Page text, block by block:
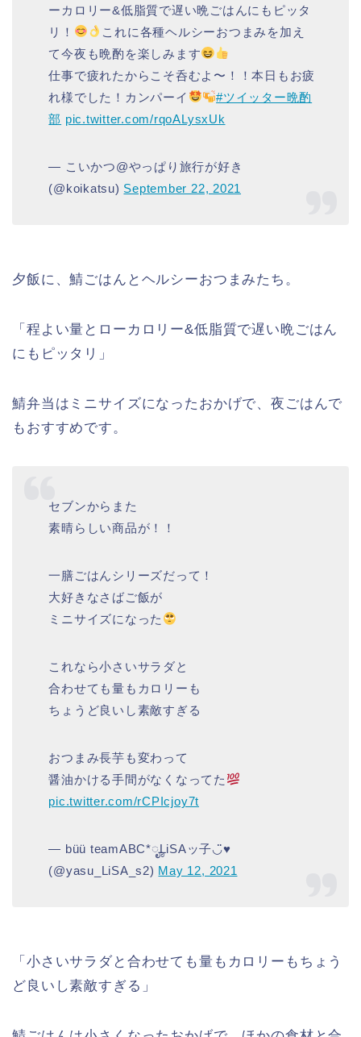
ーカロリー&低脂質で遅い晩ごはんにもピッタ
リ！
これに各種ヘルシーおつまみを加え
て今夜も晩酌を楽しみます
仕事で疲れたからこそ呑むよ〜！！本日もお疲
れ様でした！カンパーイ
#ツイッター晩酌
部 pic.twitter.com/rqoALysxUk
— こいかつ@やっぱり旅行が好き
(@koikatsu) September 22, 2021
夕飯に、鯖ごはんとヘルシーおつまみたち。
「程よい量とローカロリー&低脂質で遅い晩ごはん
にもピッタリ」
鯖弁当はミニサイズになったおかげで、夜ごはんで
もおすすめです。
セブンからまた
素晴らしい商品が！！
一膳ごはんシリーズだって！
大好きなさばご飯が
ミニサイズになった
これなら小さいサラダと
合わせても量もカロリーも
ちょうど良いし素敵すぎる
おつまみ長芋も変わって
醤油かける手間がなくなってた
pic.twitter.com/rCPIcjoy7t
— büü teamABC*ೄLiSAッ子◡̈♥︎
(@yasu_LiSA_s2) May 12, 2021
「小さいサラダと合わせても量もカロリーもちょう
ど良いし素敵すぎる」